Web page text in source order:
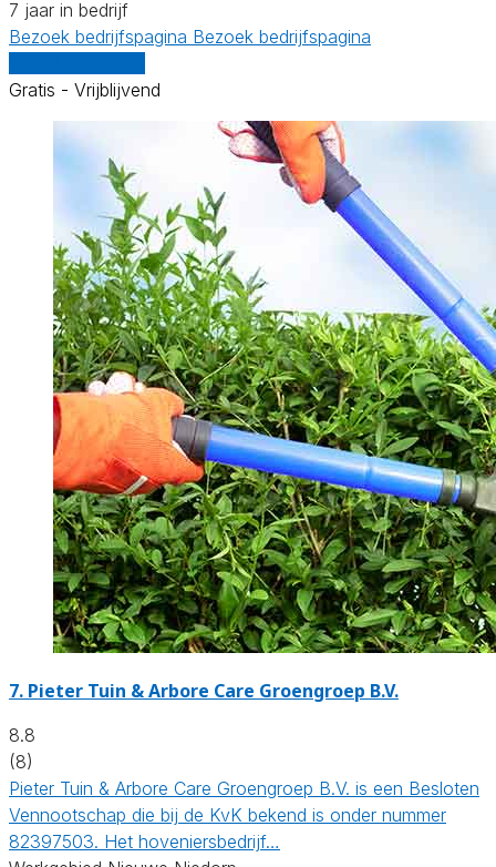
7 jaar in bedrijf
Bezoek bedrijfspagina Bezoek bedrijfspagina
Gratis - Vrijblijvend
7. Pieter Tuin & Arbore Care Groengroep B.V.
8.8
(8)
Pieter Tuin & Arbore Care Groengroep B.V. is een Besloten
Vennootschap die bij de KvK bekend is onder nummer
82397503. Het hoveniersbedrijf…